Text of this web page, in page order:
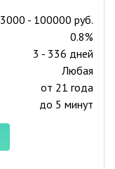
3000 - 100000 руб.
0.8%
3 - 336 дней
Любая
от 21 года
до 5 минут